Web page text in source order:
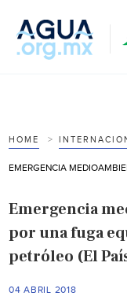
HOME
Emergencia
por una fuga
petróleo (El
04 ABRIL 2018